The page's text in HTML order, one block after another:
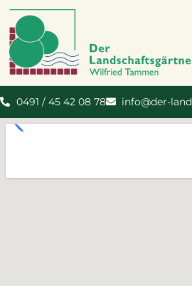
0491 / 45 42 08 78 info@der-